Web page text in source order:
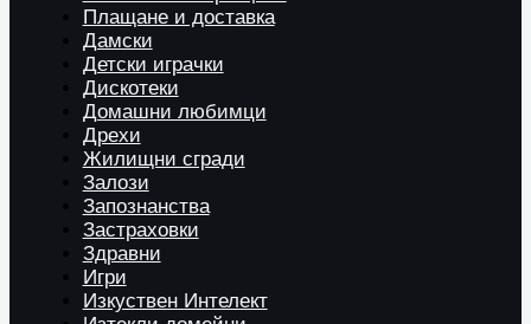
Плащане и доставка
Дамски
Детски играчки
Дискотеки
Домашни любимци
Дрехи
Жилищни сгради
Залози
Запознанства
Застраховки
Здравни
Игри
Изкуствен Интелект